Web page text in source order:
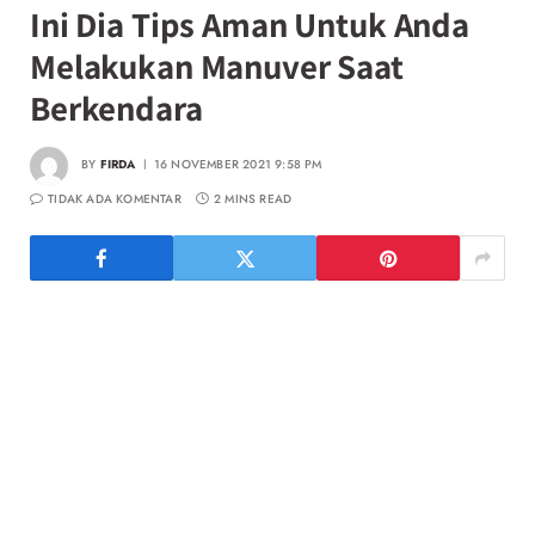
Ini Dia Tips Aman Untuk Anda
Melakukan Manuver Saat
Berkendara
BY FIRDA
16 NOVEMBER 2021 9:58 PM
TIDAK ADA KOMENTAR
2 MINS READ